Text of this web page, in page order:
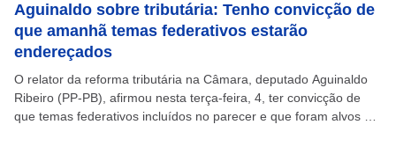
Aguinaldo sobre tributária: Tenho convicção de
que amanhã temas federativos estarão
endereçados
O relator da reforma tributária na Câmara, deputado Aguinaldo
Ribeiro (PP-PB), afirmou nesta terça-feira, 4, ter convicção de
que temas federativos incluídos no parecer e que foram alvos de